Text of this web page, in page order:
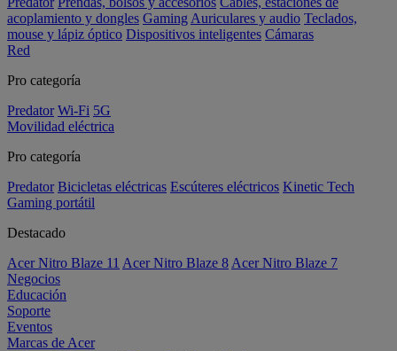
acoplamiento y dongles Gaming Auriculares y audio Teclados,
mouse y lápiz óptico Dispositivos inteligentes Cámaras
Red
Pro categoría
Predator Wi-Fi 5G
Movilidad eléctrica
Pro categoría
Predator Bicicletas eléctricas Escúteres eléctricos Kinetic Tech
Gaming portátil
Destacado
Acer Nitro Blaze 11 Acer Nitro Blaze 8 Acer Nitro Blaze 7
Negocios
Educación
Soporte
Eventos
Marcas de Acer